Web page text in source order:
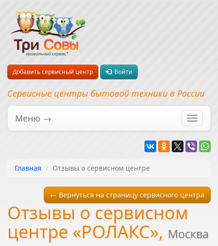
Добавить сервисный центр Войти
Сервисные центры бытовой техники в России
Меню →
Главная Отзывы о сервисном центре
← Вернуться на страницу сервисного центра
Отзывы о сервисном
центре «РОЛАКС», Москва